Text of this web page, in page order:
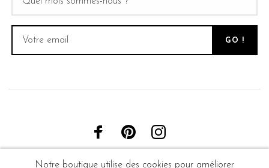
Notre boutique utilise des cookies pour améliorer